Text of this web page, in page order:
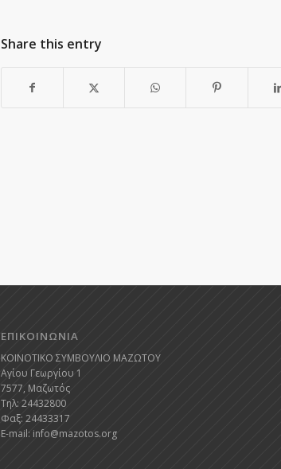
Share this entry
ΕΠΙΚΟΙΝΩΝΙΑ
ΚΟΙΝΟΤΙΚΟ ΣΥΜΒΟΥΛΙΟ ΜΑΖΩΤΟΥ
Αγίου Γεωργίου 1
7577, Μαζωτός
Τηλ: 24432800
Φαξ: 24433317
E-mail: info@mazotos.org